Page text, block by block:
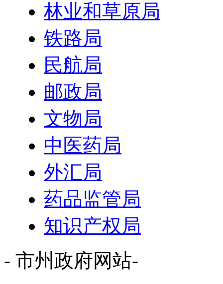
林业和草原局
铁路局
民航局
邮政局
文物局
中医药局
外汇局
药品监管局
知识产权局
- 市州政府网站-